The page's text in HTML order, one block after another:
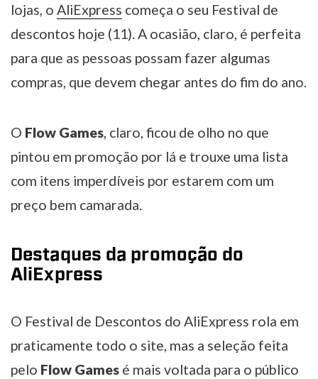
lojas, o AliExpress começa o seu Festival de
descontos hoje (11). A ocasião, claro, é perfeita
para que as pessoas possam fazer algumas
compras, que devem chegar antes do fim do ano.
O Flow Games, claro, ficou de olho no que
pintou em promoção por lá e trouxe uma lista
com itens imperdíveis por estarem com um
preço bem camarada.
Destaques da promoção do
AliExpress
O Festival de Descontos do AliExpress rola em
praticamente todo o site, mas a seleção feita
pelo Flow Games é mais voltada para o público